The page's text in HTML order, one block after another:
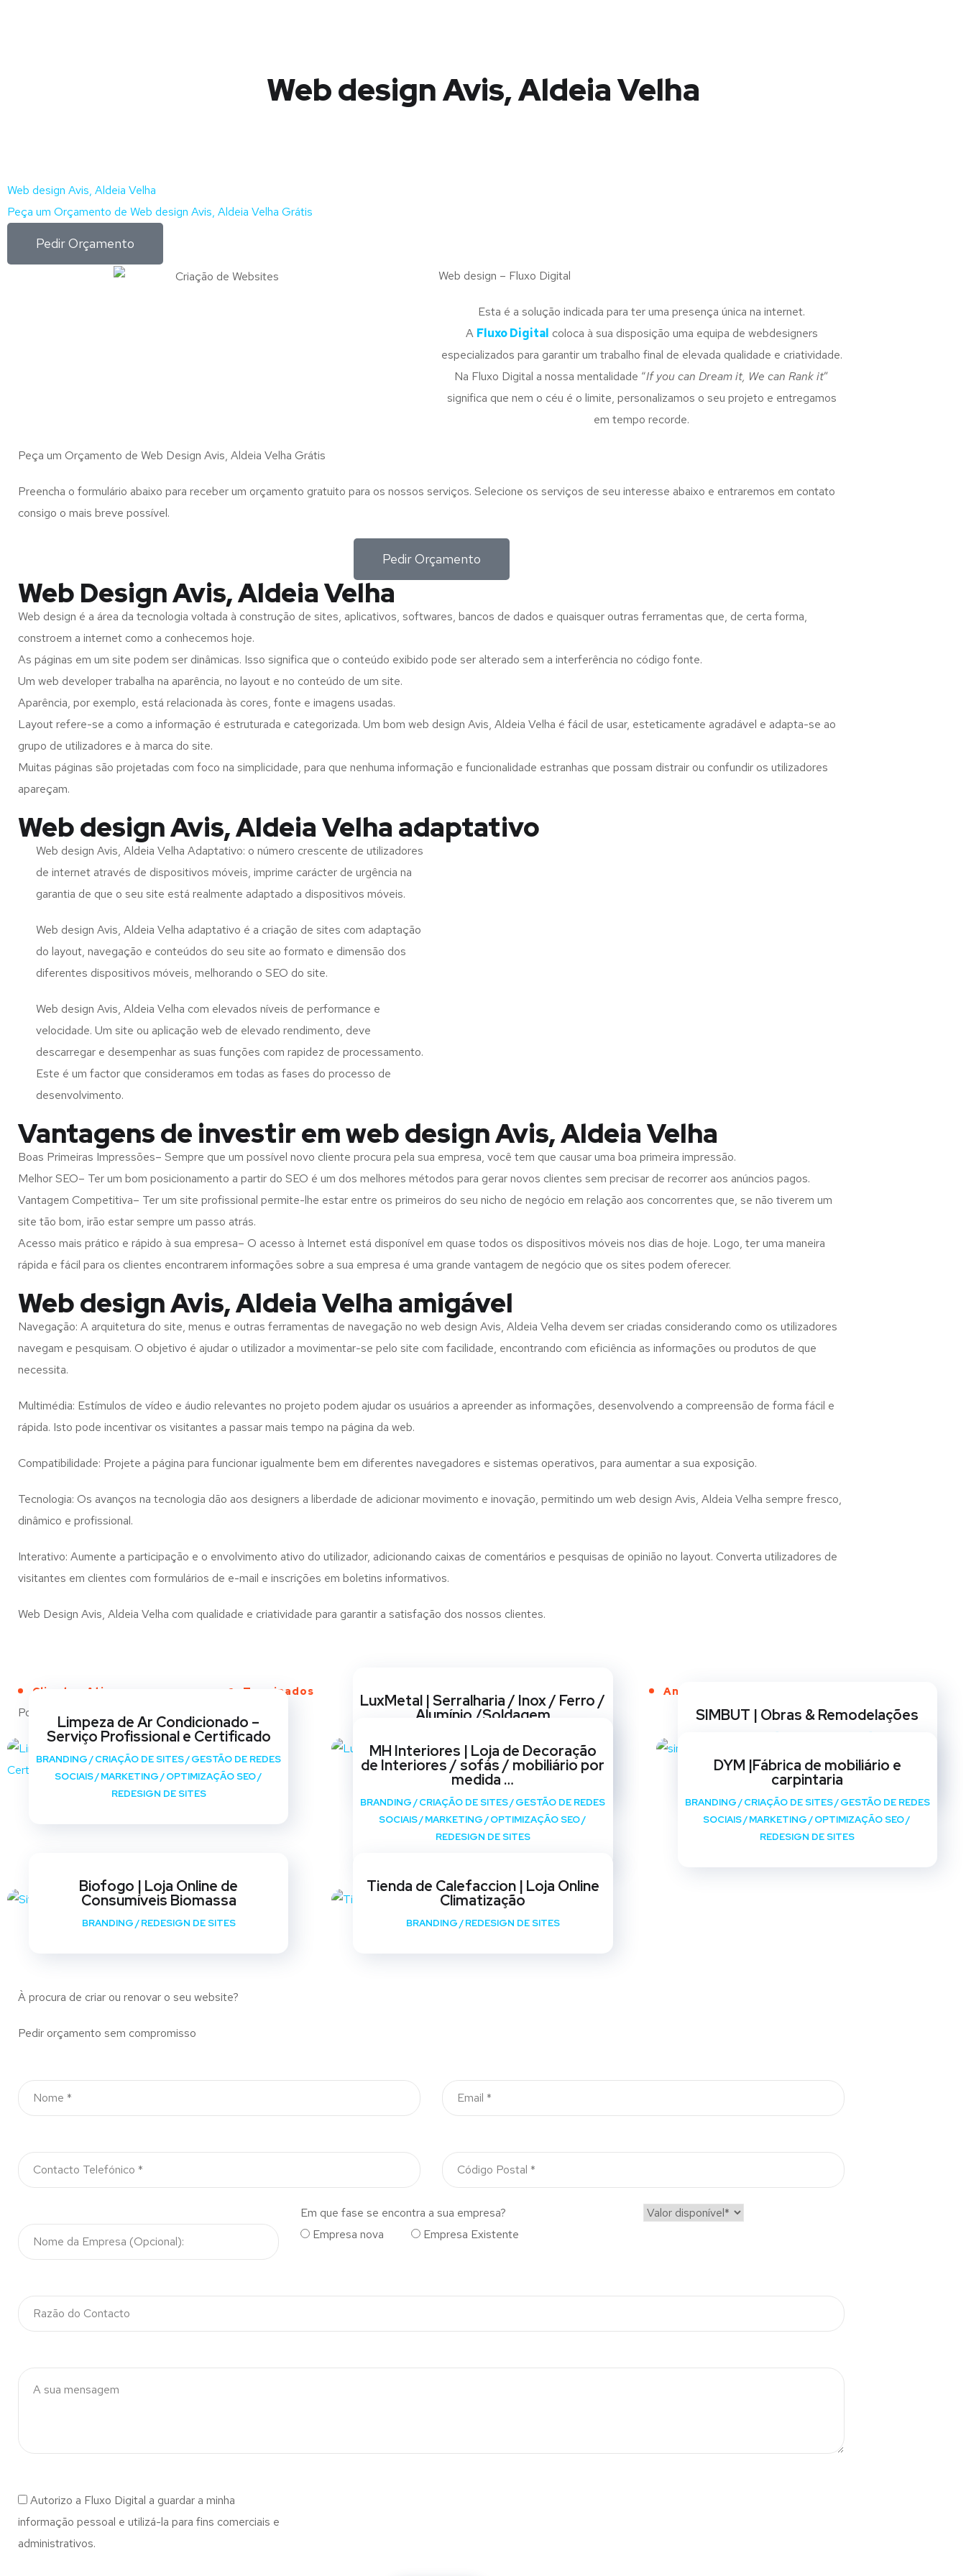
Web design Avis, Aldeia Velha
Web design Avis, Aldeia Velha
Peça um Orçamento de Web design Avis, Aldeia Velha Grátis
Pedir Orçamento
Web design – Fluxo Digital
Esta é a solução indicada para ter uma presença única na internet.
A Fluxo Digital coloca à sua disposição uma equipa de webdesigners
especializados para garantir um trabalho final de elevada qualidade e criatividade.
Na Fluxo Digital a nossa mentalidade “If you can Dream it, We can Rank it”
significa que nem o céu é o limite, personalizamos o seu projeto e entregamos
em tempo recorde.
Peça um Orçamento de Web Design Avis, Aldeia Velha Grátis
Preencha o formulário abaixo para receber um orçamento gratuito para os nossos serviços. Selecione os serviços de seu interesse abaixo e entraremos em contato
consigo o mais breve possível.
Pedir Orçamento
Web Design Avis, Aldeia Velha
Web design é a área da tecnologia voltada à construção de sites, aplicativos, softwares, bancos de dados e quaisquer outras ferramentas que, de certa forma,
constroem a internet como a conhecemos hoje.
As páginas em um site podem ser dinâmicas. Isso significa que o conteúdo exibido pode ser alterado sem a interferência no código fonte.
Um web developer trabalha na aparência, no layout e no conteúdo de um site.
Aparência, por exemplo, está relacionada às cores, fonte e imagens usadas.
Layout refere-se a como a informação é estruturada e categorizada. Um bom web design Avis, Aldeia Velha é fácil de usar, esteticamente agradável e adapta-se ao
grupo de utilizadores e à marca do site.
Muitas páginas são projetadas com foco na simplicidade, para que nenhuma informação e funcionalidade estranhas que possam distrair ou confundir os utilizadores
apareçam.
Web design Avis, Aldeia Velha adaptativo
Web design Avis, Aldeia Velha Adaptativo: o número crescente de utilizadores
de internet através de dispositivos móveis, imprime carácter de urgência na
garantia de que o seu site está realmente adaptado a dispositivos móveis.
Web design Avis, Aldeia Velha adaptativo é a criação de sites com adaptação
do layout, navegação e conteúdos do seu site ao formato e dimensão dos
diferentes dispositivos móveis, melhorando o SEO do site.
Web design Avis, Aldeia Velha com elevados níveis de performance e
velocidade. Um site ou aplicação web de elevado rendimento, deve
descarregar e desempenhar as suas funções com rapidez de processamento.
Este é um factor que consideramos em todas as fases do processo de
desenvolvimento.
Vantagens de investir em web design Avis, Aldeia Velha
Boas Primeiras Impressões– Sempre que um possível novo cliente procura pela sua empresa, você tem que causar uma boa primeira impressão.
Melhor SEO– Ter um bom posicionamento a partir do SEO é um dos melhores métodos para gerar novos clientes sem precisar de recorrer aos anúncios pagos.
Vantagem Competitiva– Ter um site profissional permite-lhe estar entre os primeiros do seu nicho de negócio em relação aos concorrentes que, se não tiverem um
site tão bom, irão estar sempre um passo atrás.
Acesso mais prático e rápido à sua empresa– O acesso à Internet está disponível em quase todos os dispositivos móveis nos dias de hoje. Logo, ter uma maneira
rápida e fácil para os clientes encontrarem informações sobre a sua empresa é uma grande vantagem de negócio que os sites podem oferecer.
Web design Avis, Aldeia Velha amigável
Navegação: A arquitetura do site, menus e outras ferramentas de navegação no web design Avis, Aldeia Velha devem ser criadas considerando como os utilizadores
navegam e pesquisam. O objetivo é ajudar o utilizador a movimentar-se pelo site com facilidade, encontrando com eficiência as informações ou produtos de que
necessita.
Multimédia: Estímulos de vídeo e áudio relevantes no projeto podem ajudar os usuários a apreender as informações, desenvolvendo a compreensão de forma fácil e
rápida. Isto pode incentivar os visitantes a passar mais tempo na página da web.
Compatibilidade: Projete a página para funcionar igualmente bem em diferentes navegadores e sistemas operativos, para aumentar a sua exposição.
Tecnologia: Os avanços na tecnologia dão aos designers a liberdade de adicionar movimento e inovação, permitindo um web design Avis, Aldeia Velha sempre fresco,
dinâmico e profissional.
Interativo: Aumente a participação e o envolvimento ativo do utilizador, adicionando caixas de comentários e pesquisas de opinião no layout. Converta utilizadores de
visitantes em clientes com formulários de e-mail e inscrições em boletins informativos.
Web Design Avis, Aldeia Velha com qualidade e criatividade para garantir a satisfação dos nossos clientes.
Clientes Ativos Terminados Anos de Serviço
Portfólio
Limpeza de Ar Condicionado –
Serviço Profissional e Certificado
BRANDING/CRIAÇÃO DE SITES/GESTÃO DE REDES
SOCIAIS/MARKETING/OPTIMIZAÇÃO SEO/
REDESIGN DE SITES
LuxMetal | Serralharia / Inox / Ferro /
Alumínio /Soldagem
SOCIAIS/ MARKETING/OPTIMIZAÇÃO SEO/
REDESIGN DE SITES
SIMBUT | Obras & Remodelações
REDESIGN DE SITES
MH Interiores | Loja de Decoração
de Interiores / sofás / mobiliário por
medida …
BRANDING /CRIAÇÃO DE SITES/GESTÃO DE REDES
SOCIAIS/MARKETING/OPTIMIZAÇÃO SEO/
REDESIGN DE SITES
DYM |Fábrica de mobiliário e
carpintaria
BRANDING/CRIAÇÃO DE SITES/GESTÃO DE REDES
SOCIAIS/MARKETING/OPTIMIZAÇÃO SEO/
REDESIGN DE SITES
Biofogo | Loja Online de
Consumíveis Biomassa
BRANDING/REDESIGN DE SITES
Tienda de Calefaccion | Loja Online
Climatização
BRANDING/REDESIGN DE SITES
À procura de criar ou renovar o seu website?
Pedir orçamento sem compromisso
Em que fase se encontra a sua empresa?
Empresa nova
Empresa Existente
Autorizo a Fluxo Digital a guardar a minha
informação pessoal e utilizá-la para fins comerciais e
administrativos.